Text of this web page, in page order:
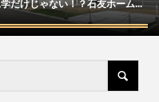
だけじゃない！？石友ホーム...